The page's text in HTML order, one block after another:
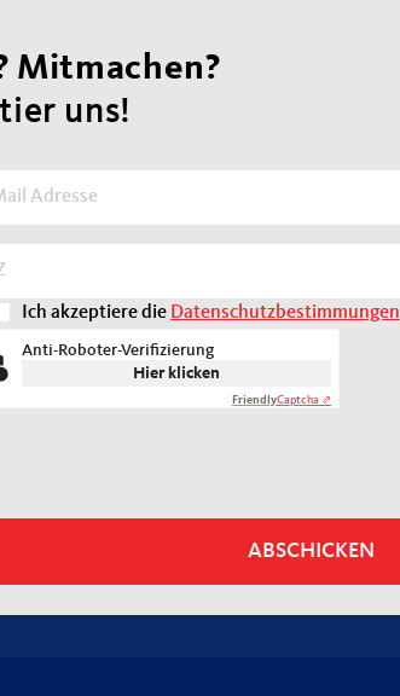
Mitmachen?
uns!
Ich akzeptiere die Datenschutzbestimmungen
Anti-Roboter-Verifizierung
Hier klicken
FriendlyCaptcha ⇗
ABSCHICKEN